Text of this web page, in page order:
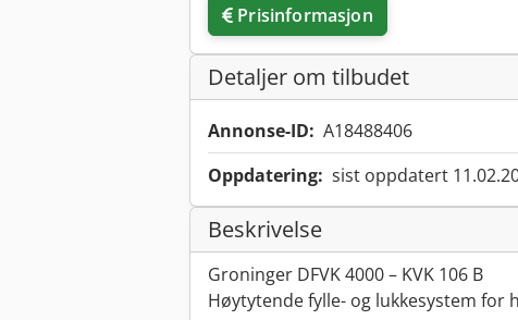
Prisinformasjon
Detaljer om tilbudet
Annonse-ID: A18488406
Oppdatering: sist oppdatert
Beskrivelse
Groninger DFVK 4000 – KVK 106 B
Høytytende fylle- og lukkesystem for